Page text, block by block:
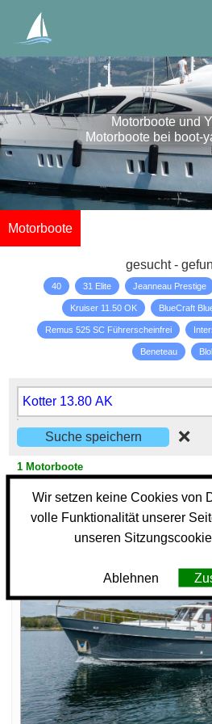
Motorboote und
Motorboote bei boot-
Motorboote
gesucht -
40 31 Elite Jeanneau Prestige
Kruiser 11.50 OK BlueCraft
Remus 525 SC Führerscheinfrei
Beneteau
❌
1 Motorboote
289 0
Wir setzen keine Cookies von
volle Funktionalität unserer
unseren
Ablehnen